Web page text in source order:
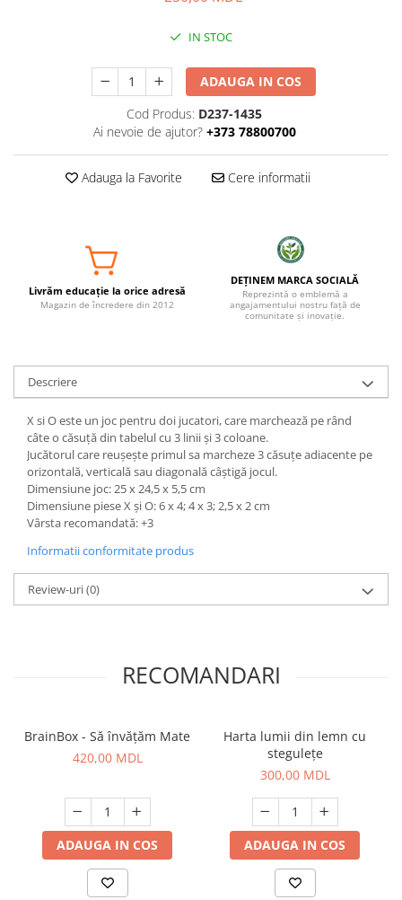
IN STOC
ADAUGA IN COS
Cod Produs: D237-1435
Ai nevoie de ajutor? +373 78800700
Adauga la Favorite Cere informatii
Livrăm educație la orice adresă
Magazin de încredere din 2012
DEȚINEM MARCA SOCIALĂ
Reprezintă o emblemă a
angajamentului nostru față de
comunitate și inovație.
Descriere
X si O este un joc pentru doi jucatori, care marchează pe rând
câte o căsuță din tabelul cu 3 linii și 3 coloane.
Jucătorul care reușește primul sa marcheze 3 căsuțe adiacente pe
orizontală, verticală sau diagonală câștigă jocul.
Dimensiune joc: 25 x 24,5 x 5,5 cm
Dimensiune piese X și O: 6 x 4; 4 x 3; 2,5 x 2 cm
Vârsta recomandată: +3
Informatii conformitate produs
Review-uri(0)
RECOMANDARI
BrainBox - Să învățăm Mate
420,00 MDL
ADAUGA IN COS
Harta lumii din lemn cu
stegulețe
300,00 MDL
ADAUGA IN COS